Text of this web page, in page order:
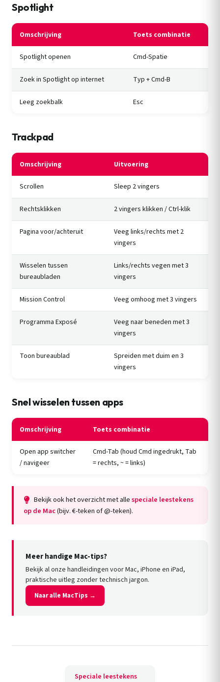
Spotlight
Omschrijving Toets combinatie
Spotlight openen Cmd-Spatie
Zoek in Spotlight op internet Typ + Cmd-B
Leeg zoekbalk Esc
Trackpad
Omschrijving Uitvoering
Scrollen Sleep 2 vingers
Rechtsklikken 2 vingers klikken / Ctrl-klik
Pagina voor/achteruit
Veeg links/rechts met 2
vingers
Wisselen tussen
bureaubladen
Links/rechts vegen met 3
vingers
Mission Control Veeg omhoog met 3 vingers
Programma Exposé
Veeg naar beneden met 3
vingers
Toon bureaublad
Spreiden met duim en 3
vingers
Snel wisselen tussen apps
Omschrijving Toets combinatie
Open app switcher
/ navigeer
Cmd-Tab (houd Cmd ingedrukt, Tab
= rechts, ~ = links)
Bekijk ook het overzicht met allespeciale leestekens
op de Mac(bijv. €-teken of @-teken).
Meer handige Mac-tips?
Bekijk al onze handleidingen voor Mac, iPhone en iPad,
praktische uitleg zonder technisch jargon.
Naar alle MacTips →
Speciale leestekens